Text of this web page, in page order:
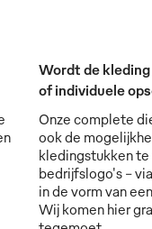
Wordt de
of individuele
Onze complete
ook de
kledingstukken te
bedrijfslogo's -
in de vorm van
Wij komen hier